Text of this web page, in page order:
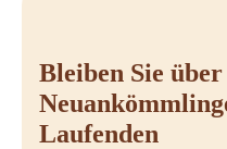
Bleiben Sie über
Laufenden